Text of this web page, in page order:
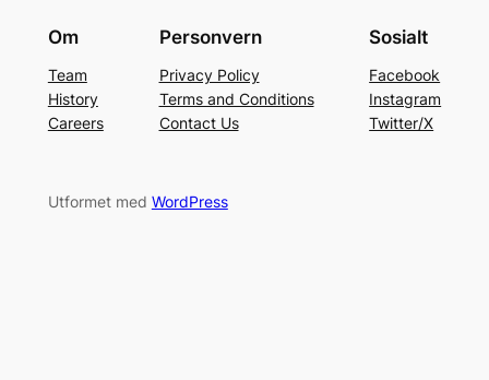
Om
Team
History
Careers
Personvern
Privacy Policy
Terms and Conditions
Contact Us
Sosialt
Facebook
Instagram
Twitter/X
Utformet med WordPress